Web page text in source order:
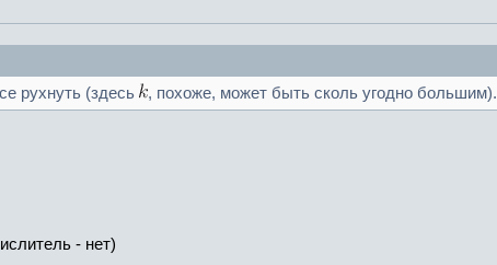
рухнуть (здесь , похоже, может быть сколь угодно большим).
- нет)